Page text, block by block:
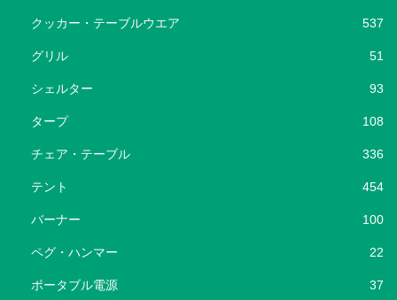
クッカー・テーブルウエア 537
グリル 51
シェルター 93
タープ 108
チェア・テーブル 336
テント 454
バーナー 100
ペグ・ハンマー 22
ポータブル電源 37